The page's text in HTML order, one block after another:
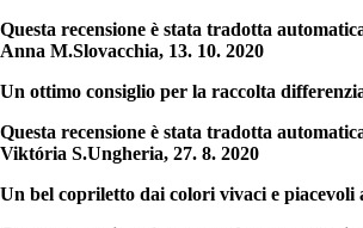
Questa recensione è stata tradotta
Anna M.Slovacchia, 13. 10. 2020
Un ottimo consiglio per la raccolta
Questa recensione è stata tradotta
Viktória S.Ungheria, 27. 8. 2020
Un bel copriletto dai colori vivaci e piacevoli